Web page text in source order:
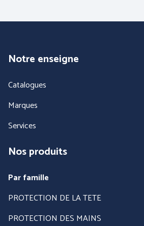
PROTECTION DU CORPS
- THERMIQUE et
INTEMPÉRIES
Notre enseigne
Catalogues
Marques
Services
Nos produits
Par famille
PROTECTION DE LA TETE
PROTECTION DES MAINS